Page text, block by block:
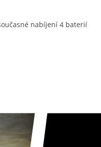
nabíjení 4 baterií